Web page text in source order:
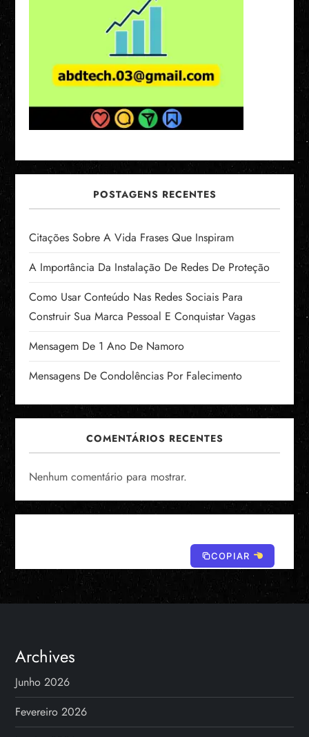
POSTAGENS RECENTES
Citações Sobre A Vida Frases Que Inspiram
A Importância Da Instalação De Redes De Proteção
Como Usar Conteúdo Nas Redes Sociais Para
Construir Sua Marca Pessoal E Conquistar Vagas
Mensagem De 1 Ano De Namoro
Mensagens De Condolências Por Falecimento
COMENTÁRIOS RECENTES
Nenhum comentário para mostrar.
COPIAR
Archives
Junho 2026
Fevereiro 2026